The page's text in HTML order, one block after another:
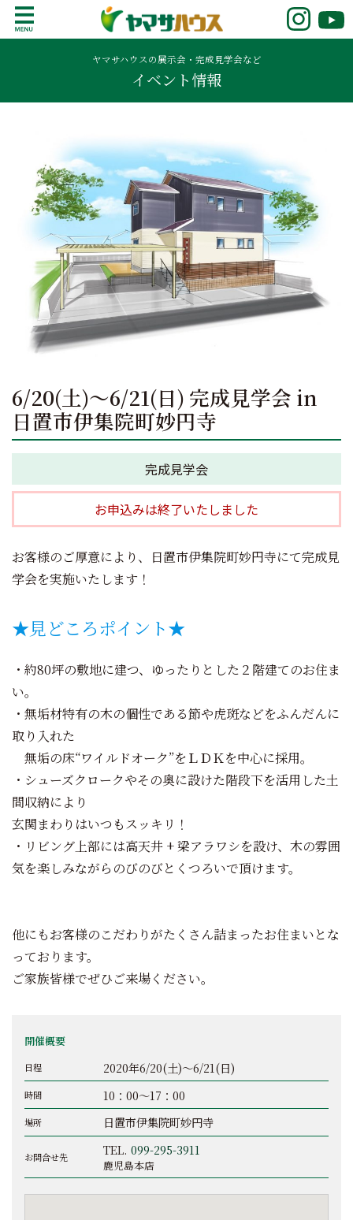
o
鹿児島で注文住宅ならヤマサハウス
新築の注文住宅や建売モデルハウスをお探し
の方はこちら。鹿児島県内で11年連続ナンバ
ーワンの実績を誇る、絆の家でおなじみの
ヤマサハウス。展示場情報や家づくりのこだ
ヤマサハウスの展示会・完成見学会など
イベント情報
6/20(土)～6/21(日) 完成見学会 in
日置市伊集院町妙円寺
完成見学会
お申込みは終了いたしました
お客様のご厚意により、日置市伊集院町妙円寺にて完成見
学会を実施いたします！
★見どころポイント★
・約80坪の敷地に建つ、ゆったりとした２階建てのお住ま
い。
・無垢材特有の木の個性である節や虎斑などをふんだんに
取り入れた
無垢の床“ワイルドオーク”をＬＤＫを中心に採用。
・シューズクロークやその奥に設けた階段下を活用した土
間収納により
玄関まわりはいつもスッキリ！
・リビング上部には高天井 + 梁アラワシを設け、木の雰囲
気を楽しみながらのびのびとくつろいで頂けます。
他にもお客様のこだわりがたくさん詰まったお住まいとな
っております。
ご家族皆様でぜひご来場ください。
開催概要
日程 2020年6/20(土)～6/21(日)
時間 10：00～17：00
場所 日置市伊集院町妙円寺
お問合せ先 TEL. 099-295-3911
鹿児島本店